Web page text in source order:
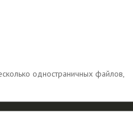
одностраничных файлов,